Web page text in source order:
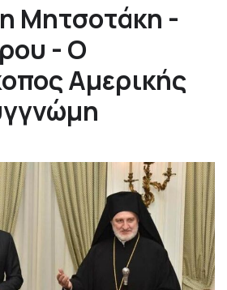
Μητσοτάκη -
- Ο
Αμερικής